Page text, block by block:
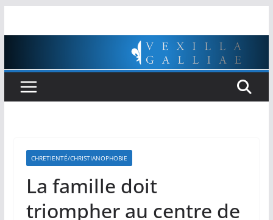
CHRETIENTÉ/CHRISTIANOPHOBIE
La famille doit
triompher au centre de